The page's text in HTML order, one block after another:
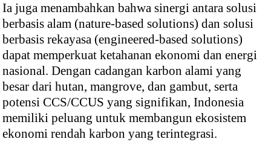
Ia juga menambahkan bahwa sinergi antara solusi
berbasis alam (nature-based solutions) dan solusi
berbasis rekayasa (engineered-based solutions)
dapat memperkuat ketahanan ekonomi dan energi
nasional. Dengan cadangan karbon alami yang
besar dari hutan, mangrove, dan gambut, serta
potensi CCS/CCUS yang signifikan, Indonesia
memiliki peluang untuk membangun ekosistem
ekonomi rendah karbon yang terintegrasi.